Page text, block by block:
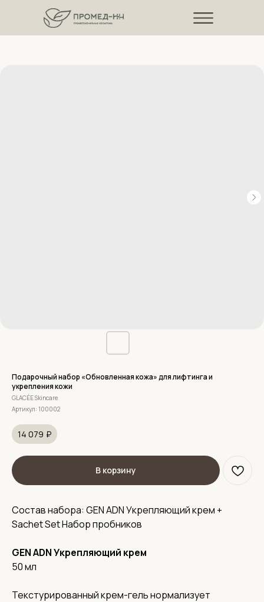
Подарочный набор «Обновленная кожа» для лифтинга и
укрепления кожи
GLACÉE Skincare
Артикул: 100002
14 079 ₽
В корзину
Состав набора: GEN ADN Укрепляющий крем +
Sachet Set Набор пробников
GEN ADN Укрепляющий крем
50 мл
Текстурированный крем-гель нормализует